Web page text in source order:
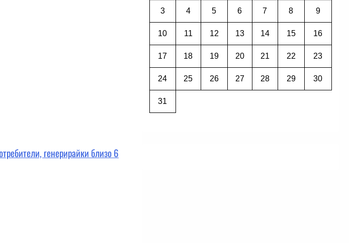
генерирайки близо 6
3 4 5 6 7 8 9
10 11 12 13 14 15 16
17 18 19 20 21 22 23
24 25 26 27 28 29 30
31